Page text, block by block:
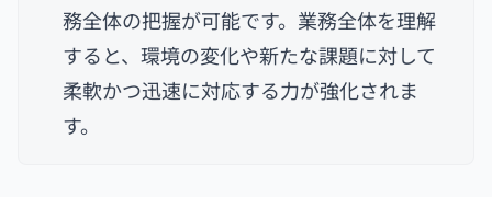
務全体の把握が可能です。業務全体を理解
すると、環境の変化や新たな課題に対して
柔軟かつ迅速に対応する力が強化されま
す。